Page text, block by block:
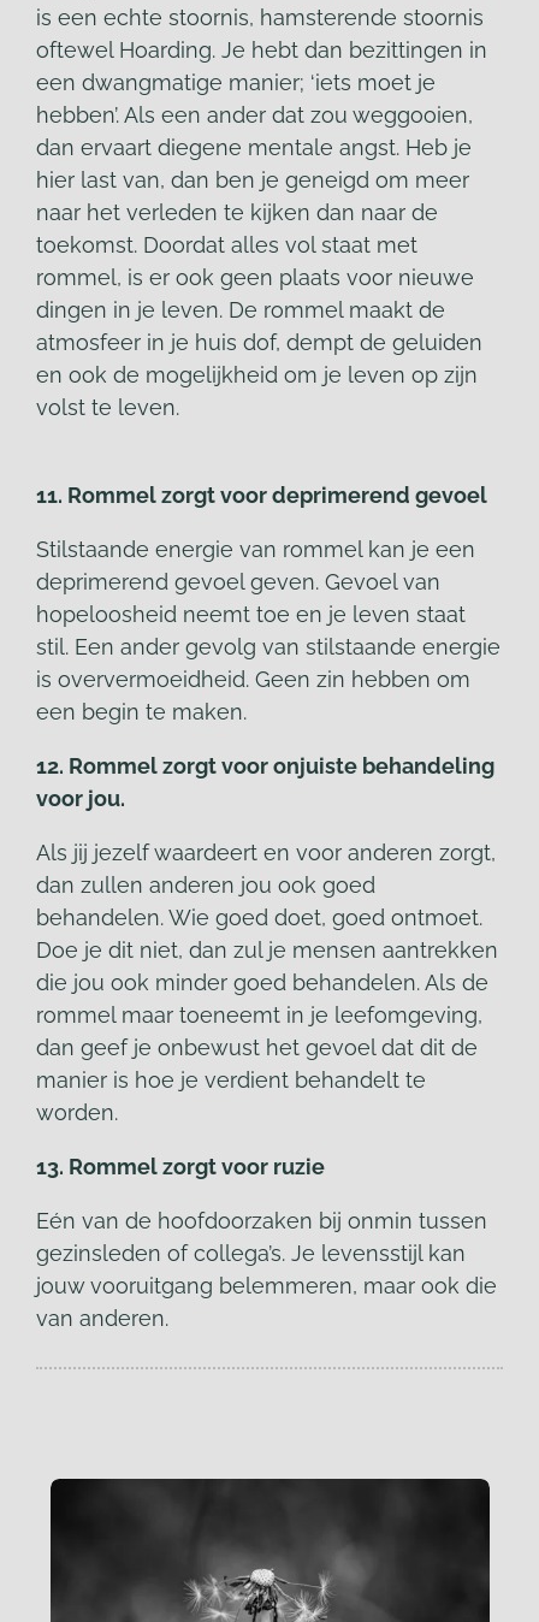
is een echte stoornis, hamsterende stoornis
oftewel Hoarding. Je hebt dan bezittingen in
een dwangmatige manier; ‘iets moet je
hebben’. Als een ander dat zou weggooien,
dan ervaart diegene mentale angst. Heb je
hier last van, dan ben je geneigd om meer
naar het verleden te kijken dan naar de
toekomst. Doordat alles vol staat met
rommel, is er ook geen plaats voor nieuwe
dingen in je leven. De rommel maakt de
atmosfeer in je huis dof, dempt de geluiden
en ook de mogelijkheid om je leven op zijn
volst te leven.
11. Rommel zorgt voor deprimerend gevoel
Stilstaande energie van rommel kan je een
deprimerend gevoel geven. Gevoel van
hopeloosheid neemt toe en je leven staat
stil. Een ander gevolg van stilstaande energie
is oververmoeidheid. Geen zin hebben om
een begin te maken.
12. Rommel zorgt voor onjuiste behandeling
voor jou.
Als jij jezelf waardeert en voor anderen zorgt,
dan zullen anderen jou ook goed
behandelen. Wie goed doet, goed ontmoet.
Doe je dit niet, dan zul je mensen aantrekken
die jou ook minder goed behandelen. Als de
rommel maar toeneemt in je leefomgeving,
dan geef je onbewust het gevoel dat dit de
manier is hoe je verdient behandelt te
worden.
13. Rommel zorgt voor ruzie
Eén van de hoofdoorzaken bij onmin tussen
gezinsleden of collega’s. Je levensstijl kan
jouw vooruitgang belemmeren, maar ook die
van anderen.